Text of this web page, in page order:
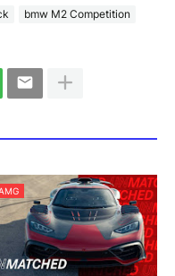
bmw M2 Competition